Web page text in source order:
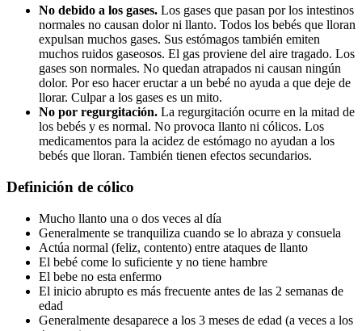
No debido a los gases. Los gases que pasan por los intestinos
normales no causan dolor ni llanto. Todos los bebés que lloran
expulsan muchos gases. Sus estómagos también emiten
muchos ruidos gaseosos. El gas proviene del aire tragado. Los
gases son normales. No quedan atrapados ni causan ningún
dolor. Por eso hacer eructar a un bebé no ayuda a que deje de
llorar. Culpar a los gases es un mito.
No por regurgitación. La regurgitación ocurre en la mitad de
los bebés y es normal. No provoca llanto ni cólicos. Los
medicamentos para la acidez de estómago no ayudan a los
bebés que lloran. También tienen efectos secundarios.
Definición de cólico
Mucho llanto una o dos veces al día
Generalmente se tranquiliza cuando se lo abraza y consuela
Actúa normal (feliz, contento) entre ataques de llanto
El bebé come lo suficiente y no tiene hambre
El bebe no esta enfermo
El inicio abrupto es más frecuente antes de las 2 semanas de
edad
Generalmente desaparece a los 3 meses de edad (a veces a los